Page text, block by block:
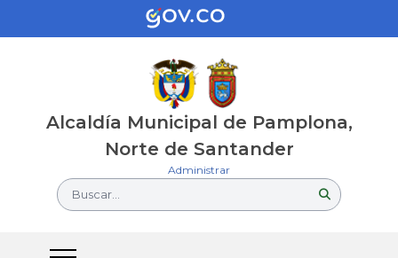
Alcaldía Municipal de Pamplona,
Norte de Santander
Administrar
Buscar...